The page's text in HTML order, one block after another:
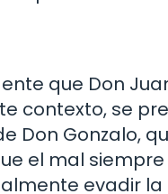
que Don
contexto, se
Don Gonzalo,
el mal
evadir la